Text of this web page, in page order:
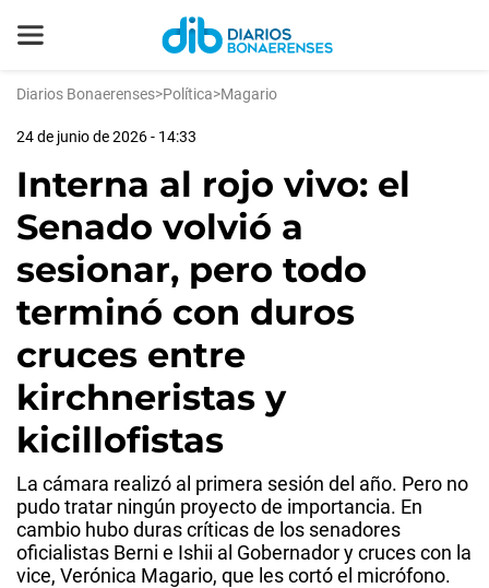
Diarios Bonaerenses>Política>Magario
24 de junio de 2026 - 14:33
Interna al rojo vivo: el
Senado volvió a
sesionar, pero todo
terminó con duros
cruces entre
kirchneristas y
kicillofistas
La cámara realizó al primera sesión del año. Pero no
pudo tratar ningún proyecto de importancia. En
cambio hubo duras críticas de los senadores
oficialistas Berni e Ishii al Gobernador y cruces con la
vice, Verónica Magario, que les cortó el micrófono.